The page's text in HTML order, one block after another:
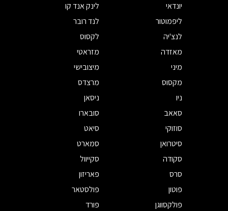
יונדאי
לינק אנד קו
ליפמוטור
לנד רובר
לנצ'יה
לקסוס
מאזדה
מזראטי
מיני
מיצובישי
מקסוס
מרצדס
ניו
ניסאן
סאאב
סובארו
סוזוקי
סיאט
סיטרואן
סמארט
סקודה
סקייוול
סרס
פאריזון
פוטון
פולסטאר
פולקסווגן
פורד